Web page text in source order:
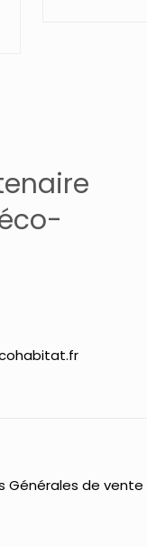
Générales de vente